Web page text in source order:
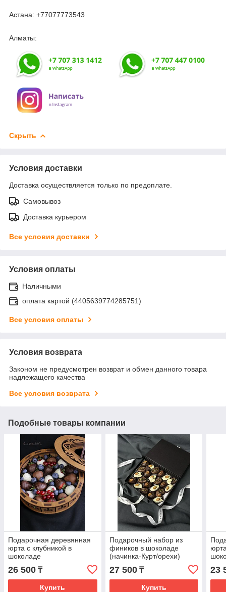
Астана: +77077773543
Алматы:
Скрыть
Условия доставки
Доставка осуществляется только по предоплате.
Самовывоз
Доставка курьером
Все условия доставки
Условия оплаты
Наличными
оплата картой (4405639774285751)
Все условия оплаты
Условия возврата
Законом не предусмотрен возврат и обмен данного товара
надлежащего качества
Все условия возврата
Подобные товары компании
Подарочная деревянная
юрта с клубникой в
шоколаде
26 500 ₸
Купить
Подарочный набор из
фиников в шоколаде
(начинка-Курт/орехи)
27 500₸
Купить
23